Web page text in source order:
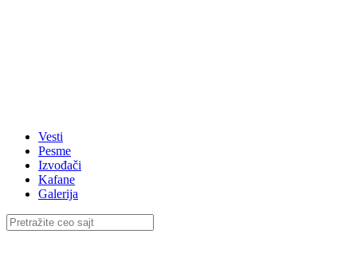
Vesti
Pesme
Izvođači
Kafane
Galerija